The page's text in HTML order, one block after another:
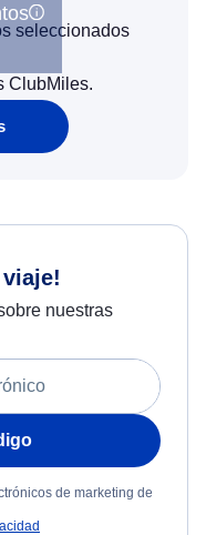
seleccionados
ClubMiles.
nuestras
de marketing de